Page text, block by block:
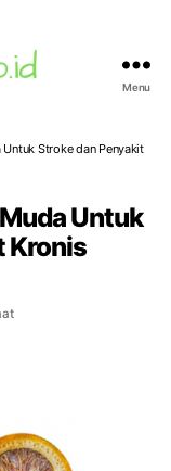
Menu
Stroke dan Penyakit
Untuk
Kronis